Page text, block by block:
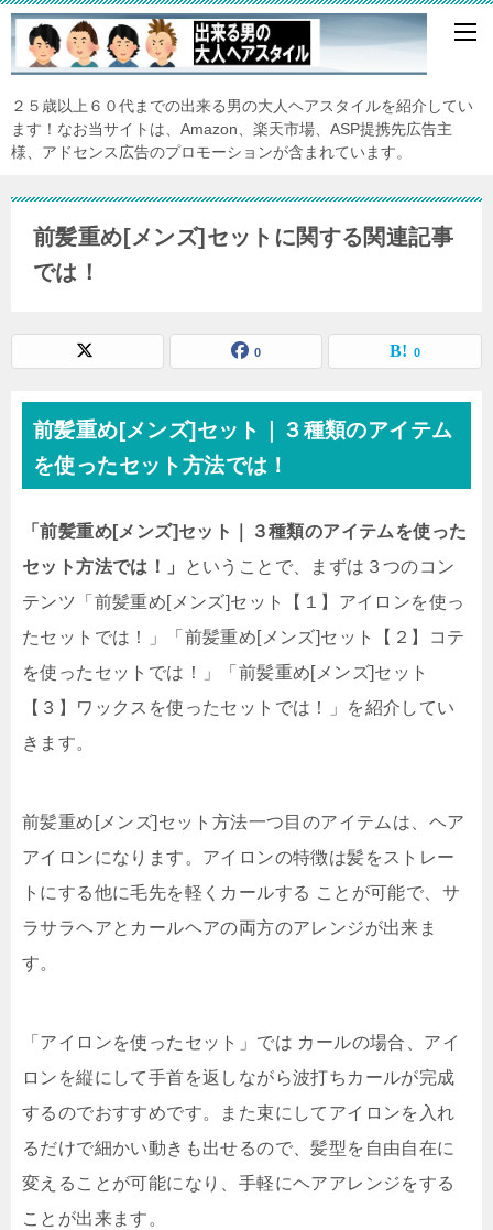
２５歳以上６０代までの出来る男の大人ヘアスタイルを紹介してい
ます！なお当サイトは、Amazon、楽天市場、ASP提携先広告主
様、アドセンス広告のプロモーションが含まれています。
前髪重め[メンズ]セットに関する関連記事
では！
0 0
前髪重め[メンズ]セット｜３種類のアイテム
を使ったセット方法では！
「前髪重め[メンズ]セット｜３種類のアイテムを使った
セット方法では！」
ということで、まずは３つのコン
テンツ「前髪重め[メンズ]セット【１】アイロンを使っ
たセットでは！」「前髪重め[メンズ]セット【２】コテ
を使ったセットでは！」「前髪重め[メンズ]セット
【３】ワックスを使ったセットでは！」を紹介してい
きます。
前髪重め[メンズ]セット方法一つ目のアイテムは、ヘア
アイロンになります。アイロンの特徴は髪をストレー
トにする他に毛先を軽くカールする ことが可能で、サ
ラサラヘアとカールヘアの両方のアレンジが出来ま
す。
「アイロンを使ったセット」では カールの場合、アイ
ロンを縦にして手首を返しながら波打ちカールが完成
するのでおすすめです。また束にしてアイロンを入れ
るだけで細かい動きも出せるので、髪型を自由自在に
変えることが可能になり、手軽にヘアアレンジをする
ことが出来ます。